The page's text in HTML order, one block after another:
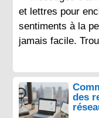
et lettres pour
sentiments à la
jamais facile.
des